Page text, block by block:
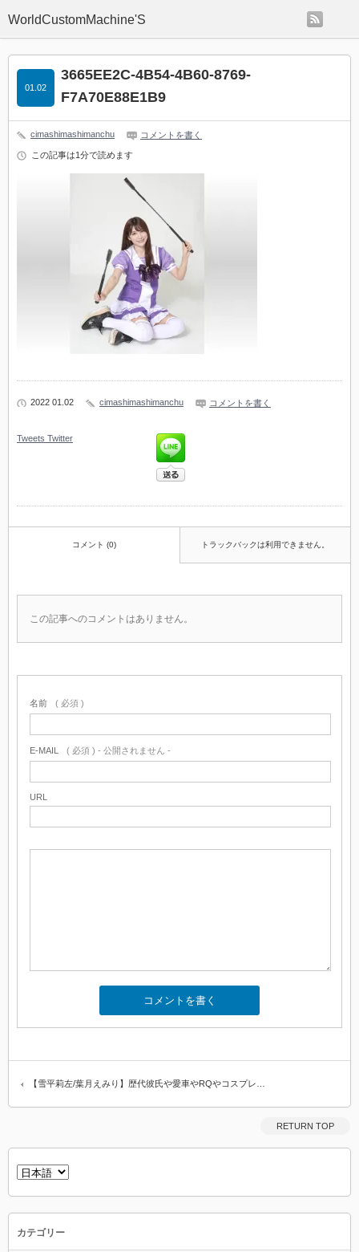
WorldCustomMachine'S
3665EE2C-4B54-4B60-8769-
F7A70E88E1B9
01.02
cimashimashimanchu コメントを書く
この記事は1分で読めます
2022 01.02 cimashimashimanchu コメントを書く
Tweets Twitter
コメント (0) トラックバックは利用できません。
この記事へのコメントはありません。
名前 ( 必須 )
E-MAIL ( 必須 ) - 公開されません -
URL
【雪平莉左/葉月えみり】歴代彼氏や愛車やRQやコスプレ…
RETURN TOP
言
語
カテゴリー